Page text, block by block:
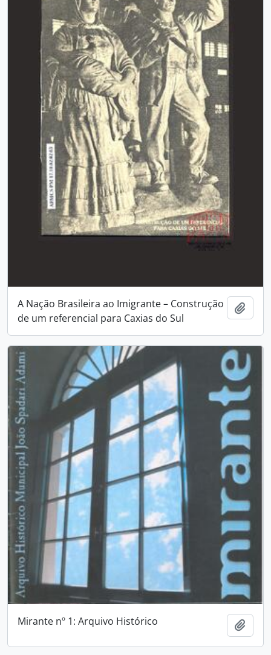
A Nação Brasileira ao Imigrante – Construção
de um referencial para Caxias do Sul
Mirante nº 1: Arquivo Histórico